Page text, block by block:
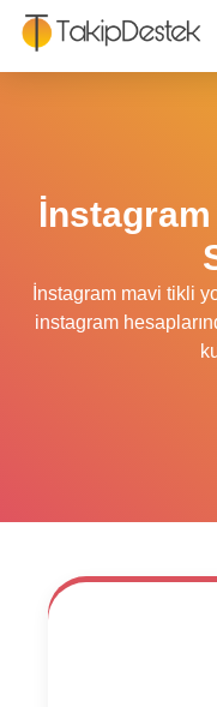
İnstagram mavi tikli
instagram